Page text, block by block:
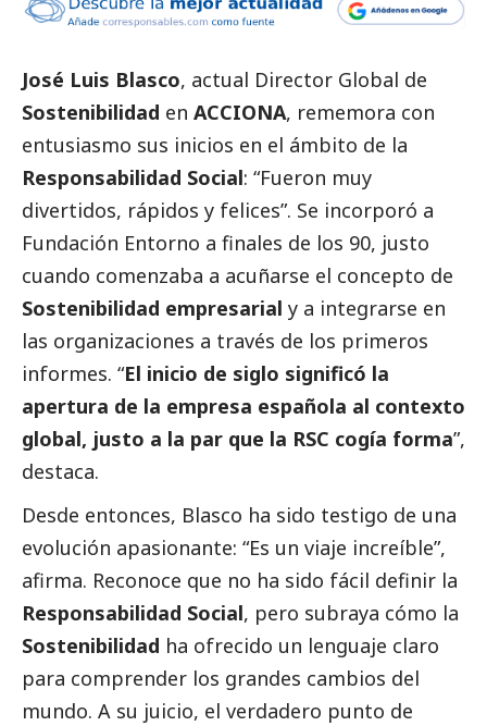
José Luis Blasco, actual Director Global de
Sostenibilidad en ACCIONA, rememora con
entusiasmo sus inicios en el ámbito de la
Responsabilidad Social: “Fueron muy
divertidos, rápidos y felices”. Se incorporó a
Fundación Entorno a finales de los 90, justo
cuando comenzaba a acuñarse el concepto de
Sostenibilidad empresarial y a integrarse en
las organizaciones a través de los primeros
informes. “El inicio de siglo significó la
apertura de la empresa española al contexto
global, justo a la par que la RSC cogía forma”,
destaca.
Desde entonces, Blasco ha sido testigo de una
evolución apasionante: “Es un viaje increíble”,
afirma. Reconoce que no ha sido fácil definir la
Responsabilidad Social, pero subraya cómo la
Sostenibilidad ha ofrecido un lenguaje claro
para comprender los grandes cambios del
mundo. A su juicio, el verdadero punto de